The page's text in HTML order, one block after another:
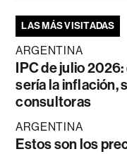
LAS MÁS VISITADAS
ARGENTINA
IPC de julio
sería la inflación,
consultoras
ARGENTINA
Estos son los